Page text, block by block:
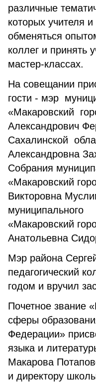
различные
которых учителя
обменяться
коллег и принять
мастер-классах.
На совещании
гости - мэр
«Макаровский
Александрович
Сахалинской
Александровна
Собрания
«Макаровский
Викторовна
муниципального
«Макаровский
Анатольевна
Мэр района
педагогический
годом и вручил
Почетное звание
сферы
Федерации»
языка и
Макарова
и директору